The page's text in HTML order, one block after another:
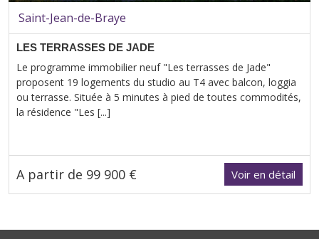
Saint-Jean-de-Braye
LES TERRASSES DE JADE
Le programme immobilier neuf "Les terrasses de Jade"
proposent 19 logements du studio au T4 avec balcon, loggia
ou terrasse. Située à 5 minutes à pied de toutes commodités,
la résidence "Les [...]
A partir de 99 900 € Voir en détail